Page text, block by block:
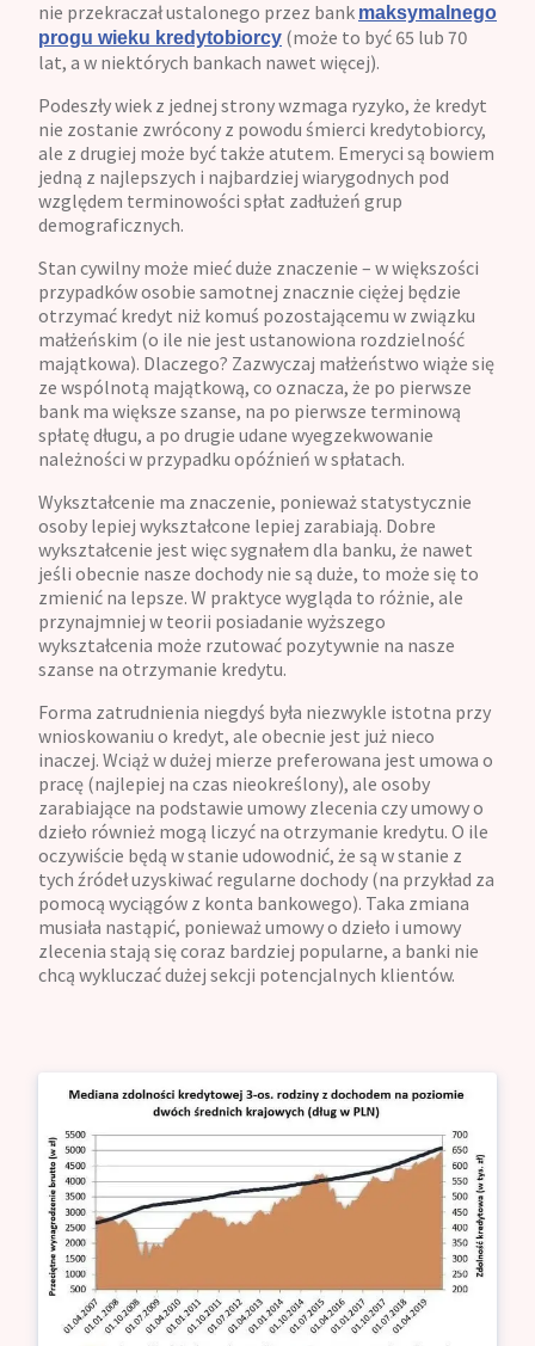
nie przekraczał ustalonego przez bank maksymalnego
progu wieku kredytobiorcy (może to być 65 lub 70
lat, a w niektórych bankach nawet więcej).
Podeszły wiek z jednej strony wzmaga ryzyko, że kredyt
nie zostanie zwrócony z powodu śmierci kredytobiorcy,
ale z drugiej może być także atutem. Emeryci są bowiem
jedną z najlepszych i najbardziej wiarygodnych pod
względem terminowości spłat zadłużeń grup
demograficznych.
Stan cywilny może mieć duże znaczenie – w większości
przypadków osobie samotnej znacznie ciężej będzie
otrzymać kredyt niż komuś pozostającemu w związku
małżeńskim (o ile nie jest ustanowiona rozdzielność
majątkowa). Dlaczego? Zazwyczaj małżeństwo wiąże się
ze wspólnotą majątkową, co oznacza, że po pierwsze
bank ma większe szanse, na po pierwsze terminową
spłatę długu, a po drugie udane wyegzekwowanie
należności w przypadku opóźnień w spłatach.
Wykształcenie ma znaczenie, ponieważ statystycznie
osoby lepiej wykształcone lepiej zarabiają. Dobre
wykształcenie jest więc sygnałem dla banku, że nawet
jeśli obecnie nasze dochody nie są duże, to może się to
zmienić na lepsze. W praktyce wygląda to różnie, ale
przynajmniej w teorii posiadanie wyższego
wykształcenia może rzutować pozytywnie na nasze
szanse na otrzymanie kredytu.
Forma zatrudnienia niegdyś była niezwykle istotna przy
wnioskowaniu o kredyt, ale obecnie jest już nieco
inaczej. Wciąż w dużej mierze preferowana jest umowa o
pracę (najlepiej na czas nieokreślony), ale osoby
zarabiające na podstawie umowy zlecenia czy umowy o
dzieło również mogą liczyć na otrzymanie kredytu. O ile
oczywiście będą w stanie udowodnić, że są w stanie z
tych źródeł uzyskiwać regularne dochody (na przykład za
pomocą wyciągów z konta bankowego). Taka zmiana
musiała nastąpić, ponieważ umowy o dzieło i umowy
zlecenia stają się coraz bardziej popularne, a banki nie
chcą wykluczać dużej sekcji potencjalnych klientów.